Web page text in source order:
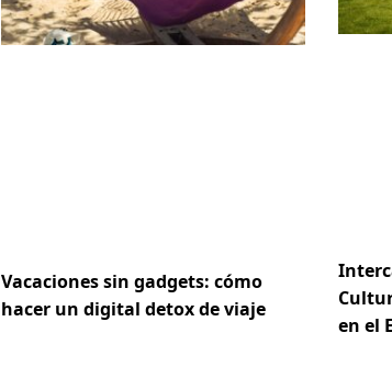
Vacaciones sin gadgets: cómo
hacer un digital detox de viaje
en el